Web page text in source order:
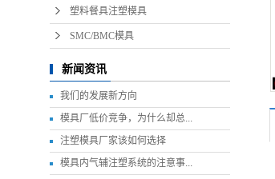
塑料餐具注塑模具
SMC/BMC模具
新闻资讯
我们的发展新方向
模具厂低价竞争，为什么却总...
注塑模具厂家该如何选择
模具内气辅注塑系统的注意事...